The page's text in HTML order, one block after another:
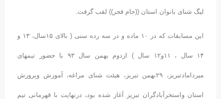
لیگ شنای بانوان استان ((جام فجر)) لقب گرفت.
این مسابقات که در ۱۰ ماده و در سه رده سنی ( بالای ۱۵سال، ۱۳ و
۱۴ سال ، ۱۱و۱۲ سال ) ازدوم بهمن سال ۹۳ با حضور تیمهای
میردامادتبریز، ۲۹بهمن تبریز، هیئت شنای مراغه، آموزش وپرورش
استان واستخرآبادگران تبریز آغاز شده بود، درنهایت با قهرمانی تیم